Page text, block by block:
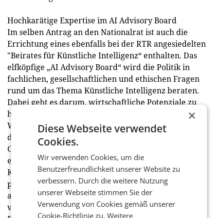
Hochkarätige Expertise im AI Advisory Board
Im selben Antrag an den Nationalrat ist auch die
Errichtung eines ebenfalls bei der RTR angesiedelten
"Beirates für Künstliche Intelligenz“ enthalten. Das
elfköpfige „AI Advisory Board“ wird die Politik in
fachlichen, gesellschaftlichen und ethischen Fragen
rund um das Thema Künstliche Intelligenz beraten.
Dabei geht es darum, wirtschaftliche Potenziale zu
heben, bei Fragen zu unterstützen und insgesamt
Wissen zu KI zu bündeln. So wird ein Mehrwert für
die öffentliche Verwaltung, Wirtschaft und
Gesellschaft geschaffen. Das AI Advisory Board wird
ebenfalls an der Überarbeitung der österreichischen
KI-Strategie mitwirken, die noch im ersten Halbjahr
präsentiert wird. Die elf Mitglieder des Beirates sind
ausgewiesene Expertinnen und Experten und
verfügen über ausgezeichnete Kenntnisse in den
×
Diese Webseite verwendet
Cookies.
Wir verwenden Cookies, um die
Benutzerfreundlichkeit unserer Website zu
verbessern. Durch die weitere Nutzung
unserer Webseite stimmen Sie der
Verwendung von Cookies gemäß unserer
Cookie-Richtlinie zu.Weitere